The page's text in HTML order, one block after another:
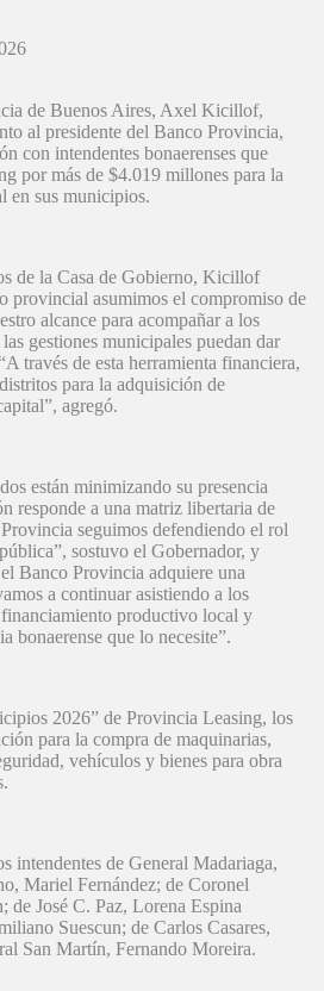
de Buenos Aires, Axel Kicillof,
al presidente del Banco Provincia,
con intendentes bonaerenses que
por más de $4.019 millones para la
en sus municipios.
de la Casa de Gobierno, Kicillof
provincial asumimos el compromiso de
alcance para acompañar a los
gestiones municipales puedan dar
través de esta herramienta financiera,
para la adquisición de
agregó.
están minimizando su presencia
responde a una matriz libertaria de
seguimos defendiendo el rol
sostuvo el Gobernador, y
Banco Provincia adquiere una
a continuar asistiendo a los
productivo local y
bonaerense que lo necesite”.
2026” de Provincia Leasing, los
para la compra de maquinarias,
vehículos y bienes para obra
intendentes de General Madariaga,
Mariel Fernández; de Coronel
José C. Paz, Lorena Espina
Suescun; de Carlos Casares,
San Martín, Fernando Moreira.